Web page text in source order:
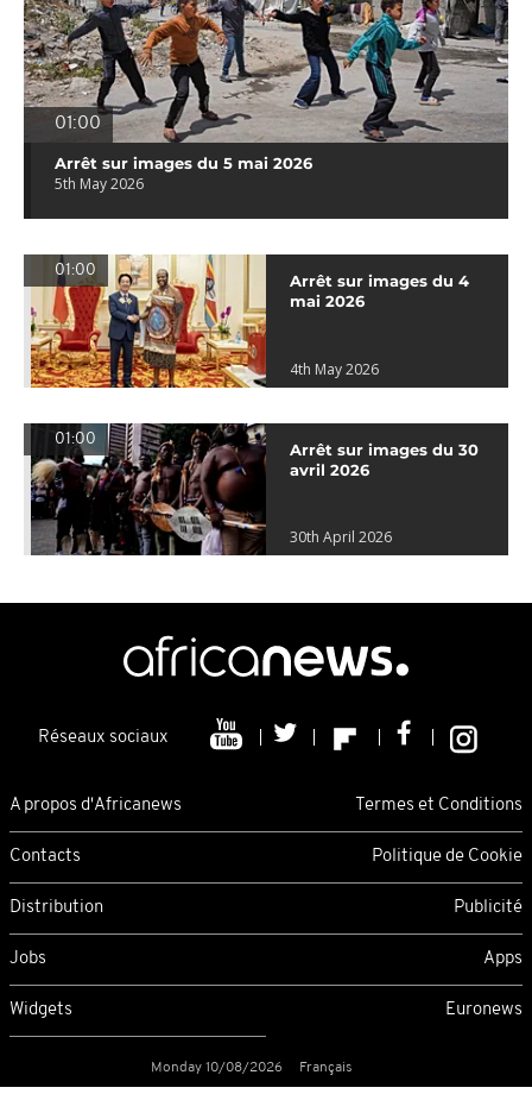
01:00
Arrêt sur images du 5 mai 2026
5th May 2026
01:00
Arrêt sur images du 4
mai 2026
4th May 2026
01:00
Arrêt sur images du 30
avril 2026
30th April 2026
Réseaux sociaux
A propos d'Africanews Termes et Conditions
Contacts Politique de Cookie
Distribution Publicité
Jobs Apps
Widgets Euronews
Monday 10/08/2026